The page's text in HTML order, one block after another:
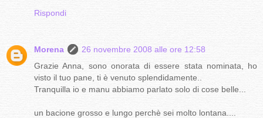
Rispondi
Morena
26 novembre 2008 alle ore 12:58
Grazie Anna, sono onorata di essere stata nominata, ho
visto il tuo pane, ti è venuto splendidamente..
Tranquilla io e manu abbiamo parlato solo di cose belle...
un bacione grosso e lungo perchè sei molto lontana....